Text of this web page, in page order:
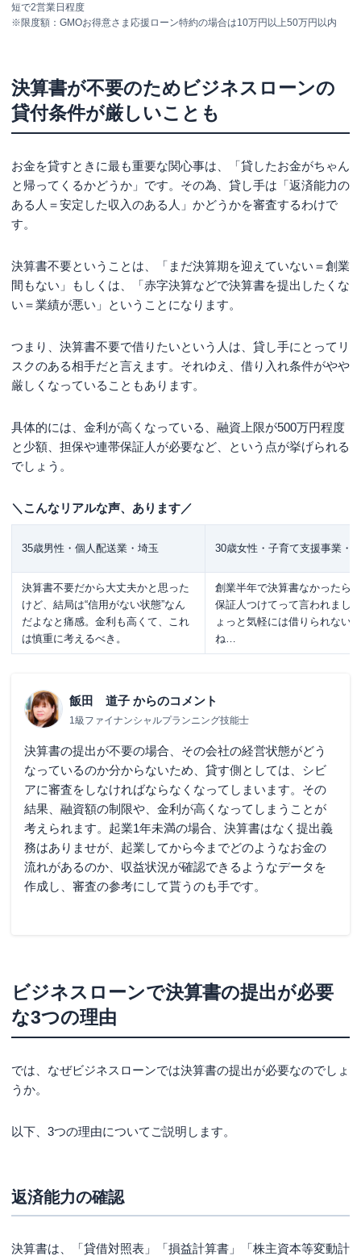
短で2営業日程度
※限度額：GMOお得意さま応援ローン特約の場合は10万円以上50万円以内
決算書が不要のためビジネスローンの
貸付条件が厳しいことも
お金を貸すときに最も重要な関心事は、「貸したお金がちゃん
と帰ってくるかどうか」です。その為、貸し手は「返済能力の
ある人＝安定した収入のある人」かどうかを審査するわけで
す。
決算書不要ということは、「まだ決算期を迎えていない＝創業
間もない」もしくは、「赤字決算などで決算書を提出したくな
い＝業績が悪い」ということになります。
つまり、決算書不要で借りたいという人は、貸し手にとってリ
スクのある相手だと言えます。それゆえ、借り入れ条件がやや
厳しくなっていることもあります。
具体的には、金利が高くなっている、融資上限が500万円程度
と少額、担保や連帯保証人が必要など、という点が挙げられる
でしょう。
＼こんなリアルな声、あります／
35歳男性・個人配送業・埼玉 30歳女性・子育て支援事業・
決算書不要だから大丈夫かと思った
けど、結局は“信用がない状態”なん
だよなと痛感。金利も高くて、これ
は慎重に考えるべき。
創業半年で決算書なかったら
保証人つけてって言われまし
ょっと気軽には借りられない
ね…
飯田 道子 からのコメント
1級ファイナンシャルプランニング技能士
決算書の提出が不要の場合、その会社の経営状態がどう
なっているのか分からないため、貸す側としては、シビ
アに審査をしなければならなくなってしまいます。その
結果、融資額の制限や、金利が高くなってしまうことが
考えられます。起業1年未満の場合、決算書はなく提出義
務はありませが、起業してから今までどのようなお金の
流れがあるのか、収益状況が確認できるようなデータを
作成し、審査の参考にして貰うのも手です。
ビジネスローンで決算書の提出が必要
な3つの理由
では、なぜビジネスローンでは決算書の提出が必要なのでしょ
うか。
以下、3つの理由についてご説明します。
返済能力の確認
決算書は、「貸借対照表」「損益計算書」「株主資本等変動計